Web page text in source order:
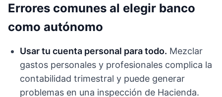
Errores comunes al elegir banco
como autónomo
Usar tu cuenta personal para todo. Mezclar
gastos personales y profesionales complica la
contabilidad trimestral y puede generar
problemas en una inspección de Hacienda.